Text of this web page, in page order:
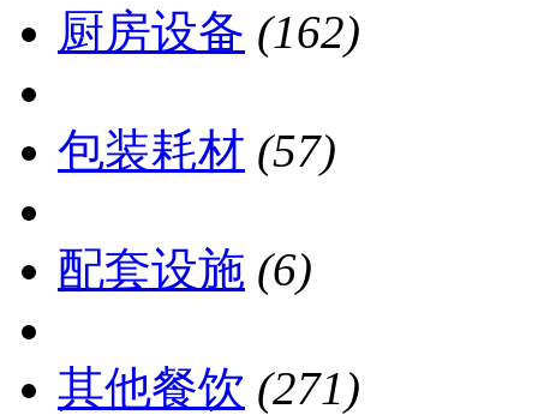
厨房设备 (162)
包装耗材 (57)
配套设施 (6)
其他餐饮 (271)